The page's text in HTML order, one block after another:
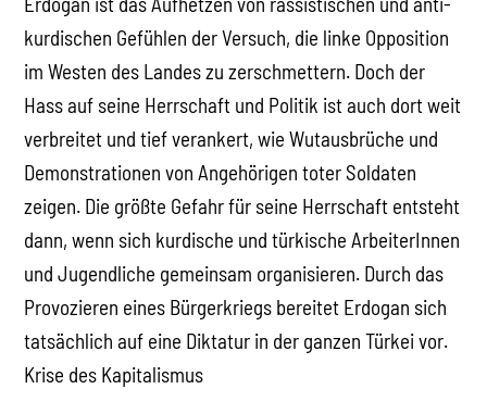
kurdischen Gefühlen der Versuch, die linke Opposition
im Westen des Landes zu zerschmettern. Doch der
Hass auf seine Herrschaft und Politik ist auch dort weit
verbreitet und tief verankert, wie Wutausbrüche und
Demonstrationen von Angehörigen toter Soldaten
zeigen. Die größte Gefahr für seine Herrschaft entsteht
dann, wenn sich kurdische und türkische ArbeiterInnen
und Jugendliche gemeinsam organisieren. Durch das
Provozieren eines Bürgerkriegs bereitet Erdogan sich
tatsächlich auf eine Diktatur in der ganzen Türkei vor.
Krise des Kapitalismus